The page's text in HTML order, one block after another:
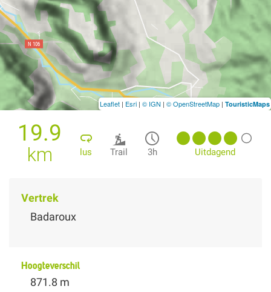
19.9
km lus Trail 3h Uitdagend
Vertrek
Badaroux
Hoogteverschil
871.8 m
Leaflet | Esri | © IGN | © OpenStreetMap | TouristicMaps